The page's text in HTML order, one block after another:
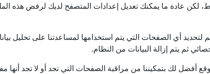
لكن عادة ما يمكنك تعديل إعدادات المتصفح لديك لرفض هذه
أي الصفحات التي يتم استخدامها لمساعدتنا على تحليل
ثم يتم إزالة البيانات من النظام.
أفضل لك بتمكيننا من مراقبة الصفحات التي تجد أو لا تجد